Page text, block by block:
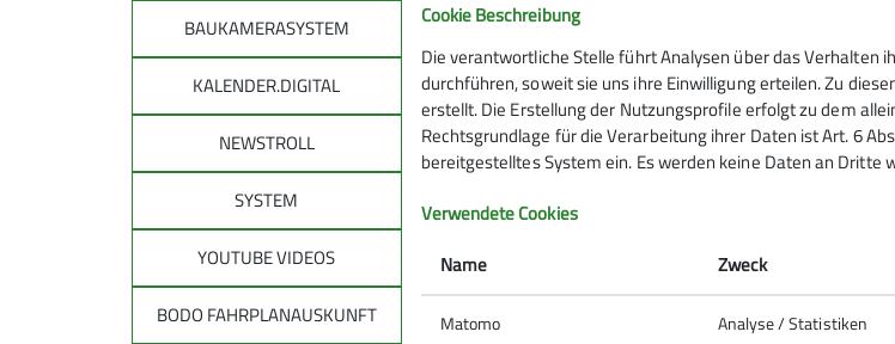
Über den DAV
Leitbild des DAV
Bergwetter
DAV Infos zu Bergsport
allgemein
Tourenplanung
Raus in die Natur
BAUKAMERASYSTEM
KALENDER.DIGITAL
NEWSTROLL
SYSTEM
YOUTUBE VIDEOS
BODO FAHRPLANAUSKUNFT
Cookie Beschreibung
Die verantwortliche Stelle führt Analysen über das Verhalten
durchführen, soweit sie uns ihre Einwilligung erteilen. Zu
erstellt. Die Erstellung der Nutzungsprofile erfolgt zu dem
Rechtsgrundlage für die Verarbeitung ihrer Daten ist Art. 6
bereitgestelltes System ein. Es werden keine Daten an
Verwendete Cookies
Name
Zweck
Matomo Analyse / Statistiken